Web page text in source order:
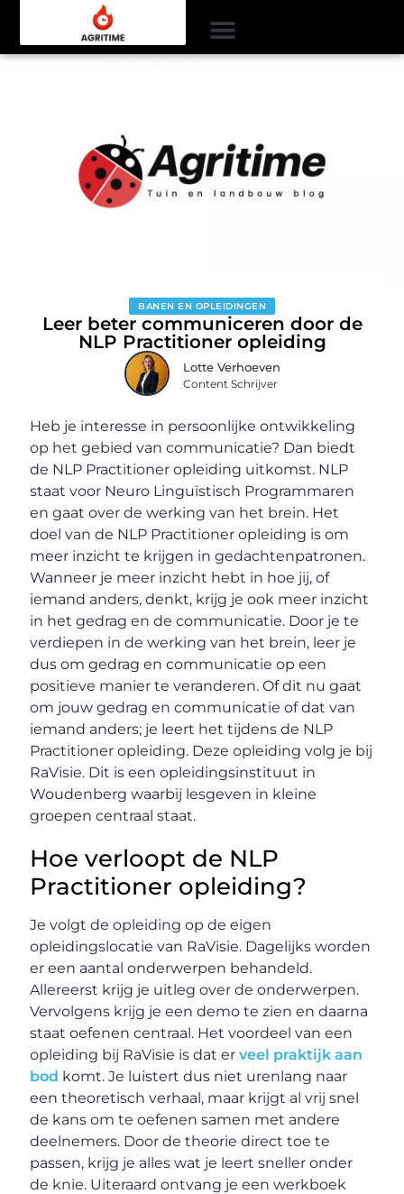
BANEN EN OPLEIDINGEN
Leer beter communiceren door de
NLP Practitioner opleiding
Lotte Verhoeven
Content Schrijver
Heb je interesse in persoonlijke ontwikkeling
op het gebied van communicatie? Dan biedt
de NLP Practitioner opleiding uitkomst. NLP
staat voor Neuro Linguïstisch Programmaren
en gaat over de werking van het brein. Het
doel van de NLP Practitioner opleiding is om
meer inzicht te krijgen in gedachtenpatronen.
Wanneer je meer inzicht hebt in hoe jij, of
iemand anders, denkt, krijg je ook meer inzicht
in het gedrag en de communicatie. Door je te
verdiepen in de werking van het brein, leer je
dus om gedrag en communicatie op een
positieve manier te veranderen. Of dit nu gaat
om jouw gedrag en communicatie of dat van
iemand anders; je leert het tijdens de NLP
Practitioner opleiding. Deze opleiding volg je bij
RaVisie. Dit is een opleidingsinstituut in
Woudenberg waarbij lesgeven in kleine
groepen centraal staat.
Hoe verloopt de NLP
Practitioner opleiding?
Je volgt de opleiding op de eigen
opleidingslocatie van RaVisie. Dagelijks worden
er een aantal onderwerpen behandeld.
Allereerst krijg je uitleg over de onderwerpen.
Vervolgens krijg je een demo te zien en daarna
staat oefenen centraal. Het voordeel van een
opleiding bij RaVisie is dat erveel praktijk aan
bod komt. Je luistert dus niet urenlang naar
een theoretisch verhaal, maar krijgt al vrij snel
de kans om te oefenen samen met andere
deelnemers. Door de theorie direct toe te
passen, krijg je alles wat je leert sneller onder
de knie. Uiteraard ontvang je een werkboek